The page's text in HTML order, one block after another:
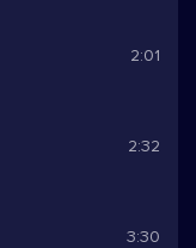
2:01
2:32
3:30